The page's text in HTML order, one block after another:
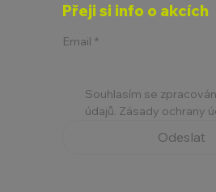
Přeji si info o akcích
Email *
Souhlasím se
údajů. Zásady ochrany
Odeslat